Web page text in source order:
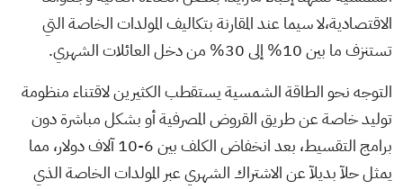
الاقتصادية،لا سيما عند المقارنة بتكاليف المولدات الخاصة التي
تستنزف ما بين 10% إلى 30% من دخل العائلات الشهري.
التوجه نحو الطاقة الشمسية يستقطب الكثيرين لاقتناء منظومة
توليد خاصة عن طريق القروض المصرفية أو بشكل مباشرة دون
برامج التقسيط، بعد انخفاض الكلف بين 6-10 آلاف دولار، مما
يمثل حلآ بديلآ عن الاشتراك الشهري عبر المولدات الخاصة الذي